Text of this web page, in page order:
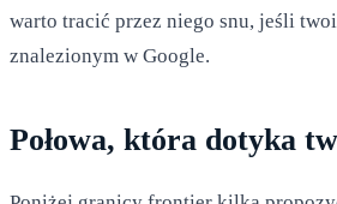
warto tracić przez niego snu, jeśli
znalezionym w Google.
Połowa, która dotyka